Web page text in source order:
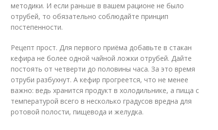
методики. И если раньше в вашем рационе не было
отрубей, то обязательно соблюдайте принцип
постепенности.
Рецепт прост. Для первого приёма добавьте в стакан
кефира не более одной чайной ложки отрубей. Дайте
постоять от четверти до половины часа. За это время
отруби разбухнут. А кефир прогреется, что не менее
важно: ведь хранится продукт в холодильнике, а пища с
температурой всего в несколько градусов вредна для
ротовой полости, пищевода и желудка.